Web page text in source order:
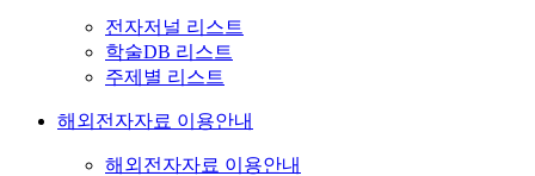
전자저널 리스트
학술DB 리스트
주제별 리스트
해외전자자료 이용안내
해외전자자료 이용안내